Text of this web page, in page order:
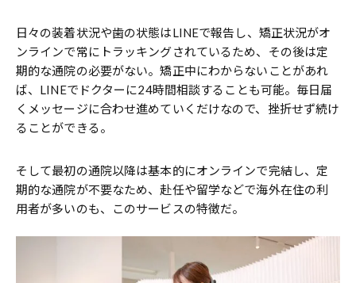
日々の装着状況や歯の状態はLINEで報告し、矯正状況がオ
ンラインで常にトラッキングされているため、その後は定
期的な通院の必要がない。矯正中にわからないことがあれ
ば、LINEでドクターに24時間相談することも可能。毎日届
くメッセージに合わせ進めていくだけなので、挫折せず続け
ることができる。
そして最初の通院以降は基本的にオンラインで完結し、定
期的な通院が不要なため、赴任や留学などで海外在住の利
用者が多いのも、このサービスの特徴だ。